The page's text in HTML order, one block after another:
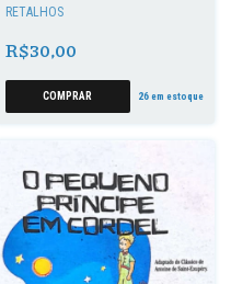
RETALHOS
R$30,00
26 em estoque